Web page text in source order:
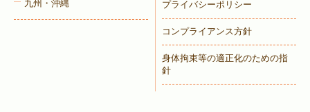
九州・沖縄
プライバシーポリシー
コンプライアンス方針
身体拘束等の適正化のための指
針